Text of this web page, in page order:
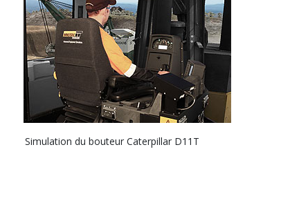
Simulation du bouteur Caterpillar D11T